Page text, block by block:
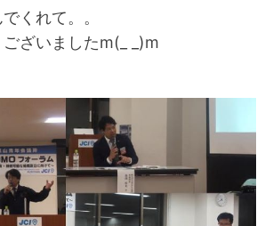
くれて。。
ざいましたm(_ _)m